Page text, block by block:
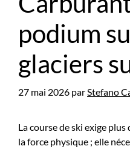
podium
glaciers
27 mai 2026 par Stefano
La course de ski exige
la force physique ; elle